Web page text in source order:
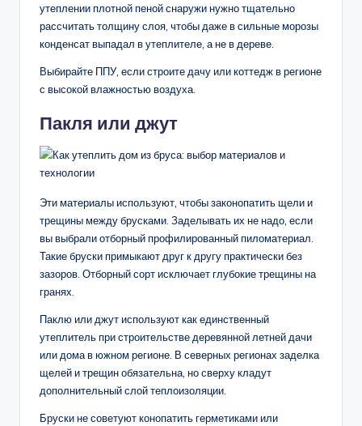
утеплении плотной пеной снаружи нужно тщательно
рассчитать толщину слоя, чтобы даже в сильные морозы
конденсат выпадал в утеплителе, а не в дереве.
Выбирайте ППУ, если строите дачу или коттедж в регионе
с высокой влажностью воздуха.
Пакля или джут
Эти материалы используют, чтобы законопатить щели и
трещины между брусками. Заделывать их не надо, если
вы выбрали отборный профилированный пиломатериал.
Такие бруски примыкают друг к другу практически без
зазоров. Отборный сорт исключает глубокие трещины на
гранях.
Паклю или джут используют как единственный
утеплитель при строительстве деревянной летней дачи
или дома в южном регионе. В северных регионах заделка
щелей и трещин обязательна, но сверху кладут
дополнительный слой теплоизоляции.
Бруски не советуют конопатить герметиками или